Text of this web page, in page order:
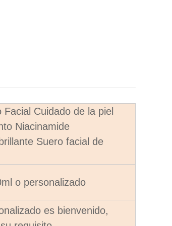
Cuidado de la piel
Niacinamide
Suero facial de
o personalizado
es bienvenido,